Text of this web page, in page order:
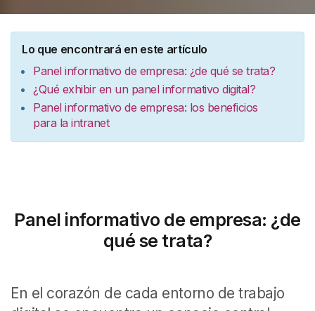
Lo que encontrará en este artículo
Panel informativo de empresa: ¿de qué se trata?
¿Qué exhibir en un panel informativo digital?
Panel informativo de empresa: los beneficios
para la intranet
Panel informativo de empresa: ¿de
qué se trata?
En el corazón de cada entorno de trabajo